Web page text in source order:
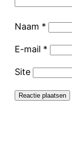
Naam *
E-mail *
Site